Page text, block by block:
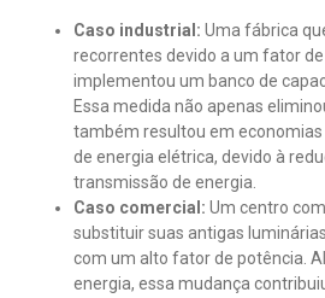
Caso industrial: Uma fábrica
recorrentes devido a um fator
implementou um banco de
Essa medida não apenas
também resultou em
de energia elétrica, devido à
transmissão de energia.
Caso comercial: Um centro
substituir suas antigas
com um alto fator de potência.
energia, essa mudança